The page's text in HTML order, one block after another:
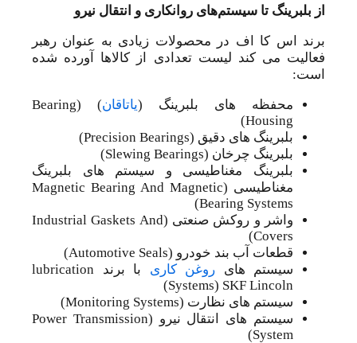
از بلبرینگ تا سیستم‌های روانکاری و انتقال نیرو
برند اس کا اف در محصولات زیادی به عنوان رهبر
فعالیت می کند لیست تعدادی از کالاها آورده شده
است:
محفظه های بلبرینگ (یاتاقان
) (Bearing
Housing)
بلبرینگ های دقیق (Precision Bearings)
بلبرینگ چرخان (Slewing Bearings)
بلبرینگ مغناطیسی و سیستم های بلبرینگ
مغناطیسی (Magnetic Bearing And Magnetic
Bearing Systems)
واشر و روکش صنعتی (Industrial Gaskets And
Covers)
قطعات آب بند خودرو (Automotive Seals)
سیستم های روغن کاری
با برند lubrication
Systems) SKF Lincoln)
سیستم های نظارت (Monitoring Systems)
سیستم های انتقال نیرو (Power Transmission
System)